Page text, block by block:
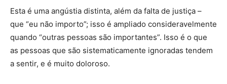
Esta é uma angústia distinta, além da falta de justiça –
que “eu não importo”; isso é ampliado consideravelmente
quando “outras pessoas são importantes”. Isso é o que
as pessoas que são sistematicamente ignoradas tendem
a sentir, e é muito doloroso.